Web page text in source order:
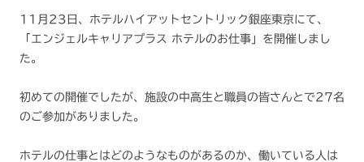
11月23日、ホテルハイアットセントリック銀座東京にて、
「エンジェルキャリアプラス ホテルのお仕事」を開催しまし
た。
初めての開催でしたが、施設の中高生と職員の皆さんとで27名
のご参加がありました。
ホテルの仕事とはどのようなものがあるのか、働いている人は